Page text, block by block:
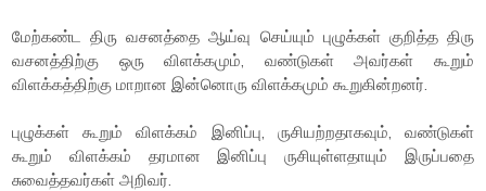
மேற்கண்ட திரு வசனத்தை ஆய்வு செய்யும் புழுக்கள் குறித்த திரு
வசனத்திற்கு ஒரு விளக்கமும், வண்டுகள் அவர்கள் கூறும்
விளக்கத்திற்கு மாறான இன்னொரு விளக்கமும் கூறுகின்றனர்.
புழுக்கள் கூறும் விளக்கம் இனிப்பு, ருசியற்றதாகவும், வண்டுகள்
கூறும் விளக்கம் தரமான இனிப்பு ருசியுள்ளதாயும் இருப்பதை
சுவைத்தவர்கள் அறிவர்.